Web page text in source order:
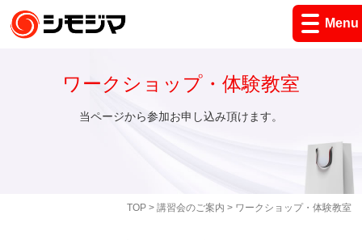
Menu
TOP> 講習会のご案内 > ワークショップ・体験教室
ワークショップ・体験教室
当ページから参加お申し込み頂けます。